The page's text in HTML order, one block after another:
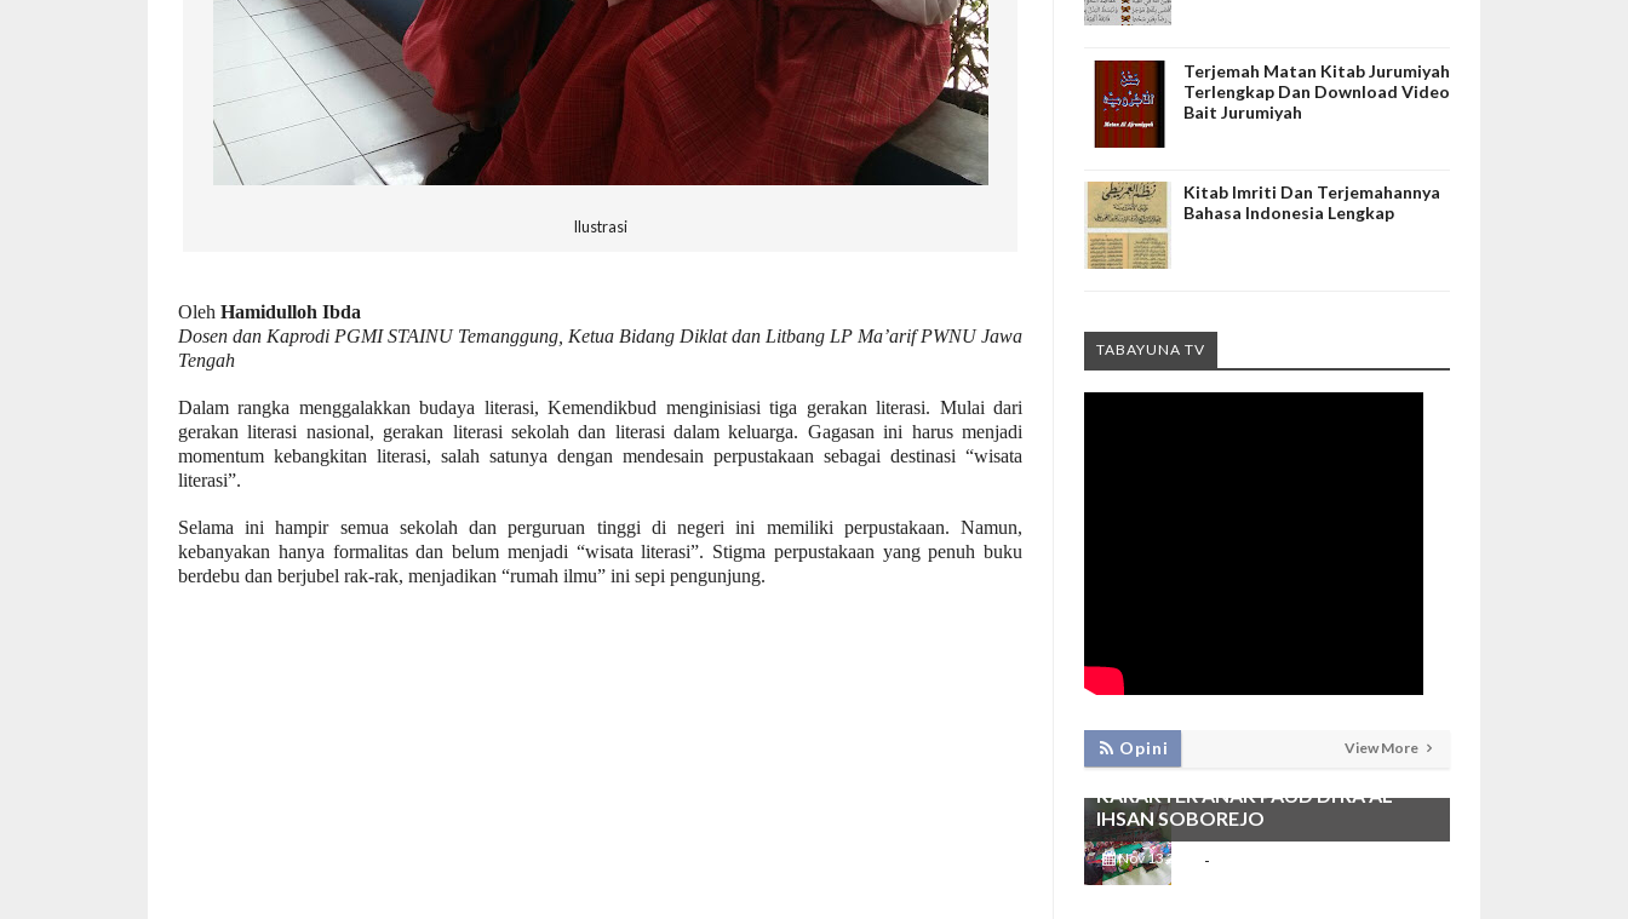
Ilustrasi
Oleh Hamidulloh Ibda
Dosen dan Kaprodi PGMI STAINU Temanggung, Ketua Bidang Diklat dan Litbang LP Ma’arif PWNU Jawa
Tengah
Dalam rangka menggalakkan budaya literasi, Kemendikbud menginisiasi tiga gerakan literasi. Mulai dari
gerakan literasi nasional, gerakan literasi sekolah dan literasi dalam keluarga. Gagasan ini harus menjadi
momentum kebangkitan literasi, salah satunya dengan mendesain perpustakaan sebagai destinasi “wisata
literasi”.
Selama ini hampir semua sekolah dan perguruan tinggi di negeri ini memiliki perpustakaan. Namun,
kebanyakan hanya formalitas dan belum menjadi “wisata literasi”. Stigma perpustakaan yang penuh buku
berdebu dan berjubel rak-rak, menjadikan “rumah ilmu” ini sepi pengunjung.
Terjemah Matan Kitab Jurumiyah
Terlengkap Dan Download Video
Bait Jurumiyah
Kitab Imriti Dan Terjemahannya
Bahasa Indonesia Lengkap
TABAYUNA TV
Opini View More
PEMBIASAAN SHALAT DHUHA DAN
MENGAJI SEBAGAI FONDASI
KARAKTER ANAK PAUD DI RA AL
IHSAN SOBOREJO
Nov 13 2025 -